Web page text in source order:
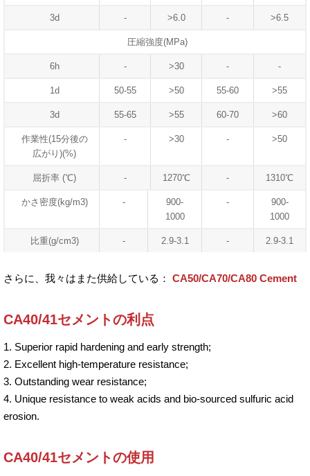
3d - >6.0 - >6.5
圧縮強度(MPa)
6h - >30 - -
1d 50-55 >50 55-60 >55
3d 55-65 >55 60-70 >60
作業性(15分後の
広がり)(%)
- >30 - >50
屈折率 (℃) - 1270℃ - 1310℃
かさ密度(kg/m3) -
900-
1000
-
900-
1000
比重(g/cm3) - 2.9-3.1 - 2.9-3.1
さらに、我々はまた供給している： CA50/CA70/CA80 Cement
CA40/41セメントの利点
1. Superior rapid hardening and early strength;
2. Excellent high-temperature resistance;
3. Outstanding wear resistance;
4. Unique resistance to weak acids and bio-sourced sulfuric acid
erosion.
CA40/41セメントの使用